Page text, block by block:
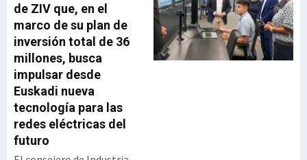
de ZIV que, en el
marco de su plan de
inversión total de 36
millones, busca
impulsar desde
Euskadi nueva
tecnología para las
redes eléctricas del
futuro